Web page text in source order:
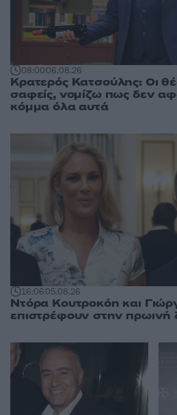
08:0006.08.26
Κρατερός Κατσούλης: Οι
σαφείς, νομίζω πως δεν
κόμμα όλα αυτά
16:0605.08.26
Ντόρα Κουτροκόη και
επιστρέφουν στην